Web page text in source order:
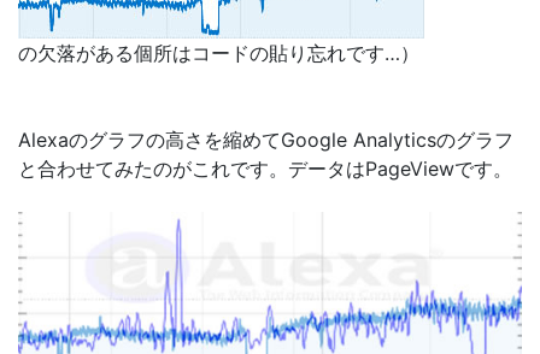
の欠落がある個所はコードの貼り忘れです…）
Alexaのグラフの高さを縮めてGoogle Analyticsのグラフ
と合わせてみたのがこれです。データはPageViewです。